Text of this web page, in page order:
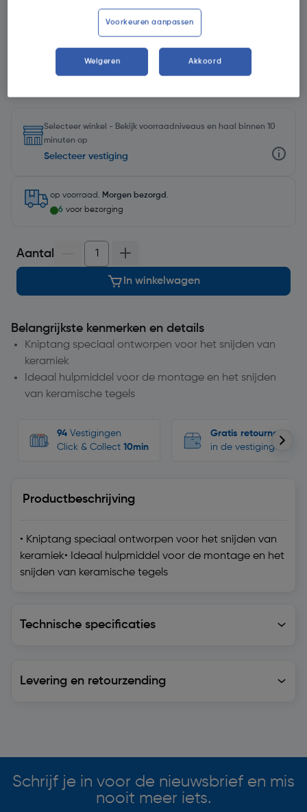
€ 24,02| Excl. btw € 19,85
Selecteer winkel - Bekijk voorraadniveaus en haal binnen 10
minuten op
Selecteer vestiging
op voorraad. Morgen bezorgd .
6 voor bezorging
Aantal
In winkelwagen
Belangrijkste kenmerken en details
Kniptang speciaal ontworpen voor het snijden van
keramiek
Ideaal hulpmiddel voor de montage en het snijden
van keramische tegels
94 Vestigingen
Click & Collect 10min
Gratis retourneren
in de vestigingen
Productbeschrijving
• Kniptang speciaal ontworpen voor het snijden van
keramiek• Ideaal hulpmiddel voor de montage en het
snijden van keramische tegels
Technische specificaties
Levering en retourzending
Schrijf je in voor de nieuwsbrief en mis
nooit meer iets.
Voorkeuren aanpassen
Weigeren Akkoord